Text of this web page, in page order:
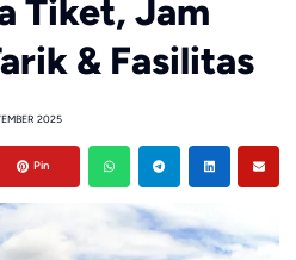
Tiket, Jam
& Fasilitas
2025
Pin